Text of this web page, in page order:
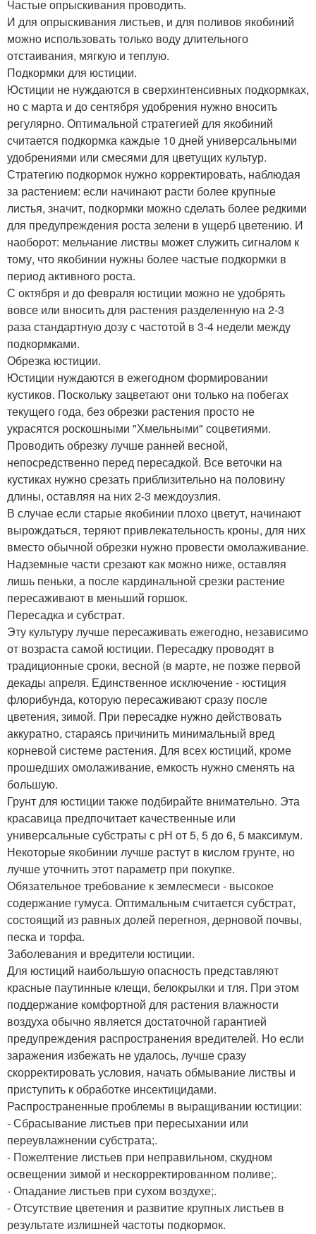
Частые опрыскивания проводить.
И для опрыскивания листьев, и для поливов якобиний
можно использовать только воду длительного
отстаивания, мягкую и теплую.
Подкормки для юстиции.
Юстиции не нуждаются в сверхинтенсивных подкормках,
но с марта и до сентября удобрения нужно вносить
регулярно. Оптимальной стратегией для якобиний
считается подкормка каждые 10 дней универсальными
удобрениями или смесями для цветущих культур.
Стратегию подкормок нужно корректировать, наблюдая
за растением: если начинают расти более крупные
листья, значит, подкормки можно сделать более редкими
для предупреждения роста зелени в ущерб цветению. И
наоборот: мельчание листвы может служить сигналом к
тому, что якобинии нужны более частые подкормки в
период активного роста.
С октября и до февраля юстиции можно не удобрять
вовсе или вносить для растения разделенную на 2-3
раза стандартную дозу с частотой в 3-4 недели между
подкормками.
Обрезка юстиции.
Юстиции нуждаются в ежегодном формировании
кустиков. Поскольку зацветают они только на побегах
текущего года, без обрезки растения просто не
украсятся роскошными "Хмельными" соцветиями.
Проводить обрезку лучше ранней весной,
непосредственно перед пересадкой. Все веточки на
кустиках нужно срезать приблизительно на половину
длины, оставляя на них 2-3 междоузлия.
В случае если старые якобинии плохо цветут, начинают
вырождаться, теряют привлекательность кроны, для них
вместо обычной обрезки нужно провести омолаживание.
Надземные части срезают как можно ниже, оставляя
лишь пеньки, а после кардинальной срезки растение
пересаживают в меньший горшок.
Пересадка и субстрат.
Эту культуру лучше пересаживать ежегодно, независимо
от возраста самой юстиции. Пересадку проводят в
традиционные сроки, весной (в марте, не позже первой
декады апреля. Единственное исключение - юстиция
флорибунда, которую пересаживают сразу после
цветения, зимой. При пересадке нужно действовать
аккуратно, стараясь причинить минимальный вред
корневой системе растения. Для всех юстиций, кроме
прошедших омолаживание, емкость нужно сменять на
большую.
Грунт для юстиции также подбирайте внимательно. Эта
красавица предпочитает качественные или
универсальные субстраты с рН от 5, 5 до 6, 5 максимум.
Некоторые якобинии лучше растут в кислом грунте, но
лучше уточнить этот параметр при покупке.
Обязательное требование к землесмеси - высокое
содержание гумуса. Оптимальным считается субстрат,
состоящий из равных долей перегноя, дерновой почвы,
песка и торфа.
Заболевания и вредители юстиции.
Для юстиций наибольшую опасность представляют
красные паутинные клещи, белокрылки и тля. При этом
поддержание комфортной для растения влажности
воздуха обычно является достаточной гарантией
предупреждения распространения вредителей. Но если
заражения избежать не удалось, лучше сразу
скорректировать условия, начать обмывание листвы и
приступить к обработке инсектицидами.
Распространенные проблемы в выращивании юстиции:
- Сбрасывание листьев при пересыхании или
переувлажнении субстрата;.
- Пожелтение листьев при неправильном, скудном
освещении зимой и нескорректированном поливе;.
- Опадание листьев при сухом воздухе;.
- Отсутствие цветения и развитие крупных листьев в
результате излишней частоты подкормок.